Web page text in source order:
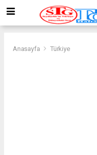
Anasayfa Türkiye